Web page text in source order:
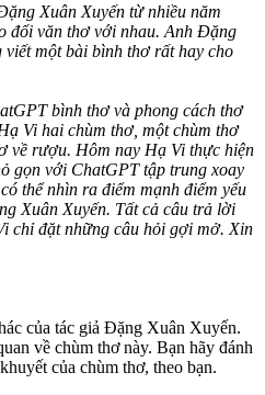
Xuân Xuyến từ nhiều năm
đổi văn thơ với nhau. Anh Đặng
viết một bài bình thơ rất hay cho
bình thơ và phong cách thơ
Vi hai chùm thơ, một chùm thơ
về rượu. Hôm nay Hạ Vi thực hiện
gọn với ChatGPT tập trung xoay
thể nhìn ra điểm mạnh điểm yếu
Xuân Xuyến. Tất cả câu trả lời
chỉ đặt những câu hỏi gợi mở. Xin
của tác giả Đặng Xuân Xuyến.
về chùm thơ này. Bạn hãy đánh
của chùm thơ, theo bạn.